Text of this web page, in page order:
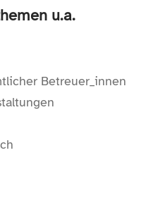
u.a.
Betreuer_innen